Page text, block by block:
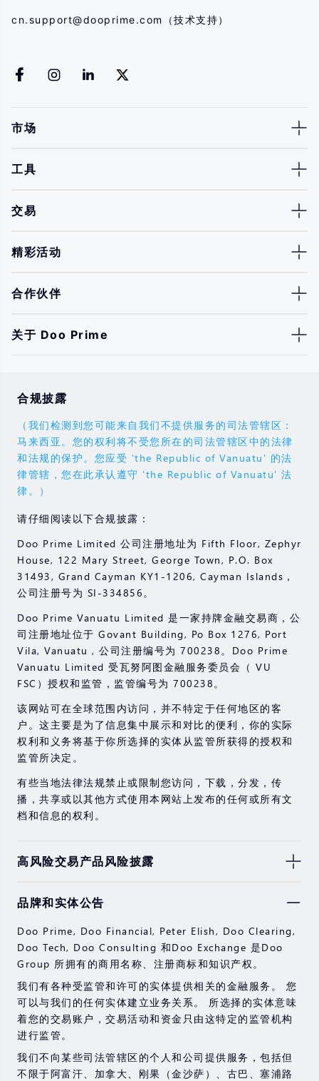
cn.support@dooprime.com （技术支持）
市场
工具
交易
精彩活动
合作伙伴
关于 Doo Prime
合规披露
（我们检测到您可能来自我们不提供服务的司法管辖区：
马来西亚。您的权利将不受您所在的司法管辖区中的法律
和法规的保护。您应受 'the Republic of Vanuatu' 的法
律管辖，您在此承认遵守 'the Republic of Vanuatu' 法
律。）
请仔细阅读以下合规披露：
Doo Prime Limited 公司注册地址为 Fifth Floor, Zephyr
House, 122 Mary Street, George Town, P.O. Box
31493, Grand Cayman KY1-1206, Cayman Islands，
公司注册号为 SI-334856。
Doo Prime Vanuatu Limited 是一家持牌金融交易商，公
司注册地址位于 Govant Building, Po Box 1276, Port
Vila, Vanuatu , 公司注册编号为 700238。Doo Prime
Vanuatu Limited 受瓦努阿图金融服务委员会（ VU
FSC）授权和监管，监管编号为 700238。
该网站可在全球范围内访问，并不特定于任何地区的客
户。这主要是为了信息集中展示和对比的便利，你的实际
权利和义务将基于你所选择的实体从监管所获得的授权和
监管所决定。
有些当地法律法规禁止或限制您访问，下载，分发，传
播，共享或以其他方式使用本网站上发布的任何或所有文
档和信息的权利。
高风险交易产品风险披露
券，期货，差价合约和其他金融产品交易涉及高风险，可
过去的投资表现并不代表其未来的表现。
在与我们进行任何交易之前，请确保您完全了解使用相应
金融工具进行交易的风险。 如果您不了解此处说明的风
险，则应寻求独立的专业建议。
品牌和实体公告
Doo Prime, Doo Financial, Peter Elish, Doo Clearing,
Doo Tech, Doo Consulting 和Doo Exchange 是Doo
Group 所拥有的商用名称、注册商标和知识产权。
我们有各种受监管和许可的实体提供相关的金融服务。 您
可以与我们的任何实体建立业务关系。 所选择的实体意味
着您的交易账户，交易活动和资金只由这特定的监管机构
进行监管。
我们不向某些司法管辖区的个人和公司提供服务，包括但
不限于阿富汗、加拿大、刚果（金沙萨）、古巴、塞浦路